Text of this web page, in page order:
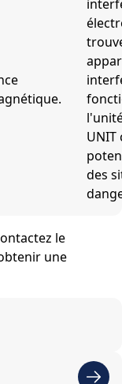
UNIT
des
le
une